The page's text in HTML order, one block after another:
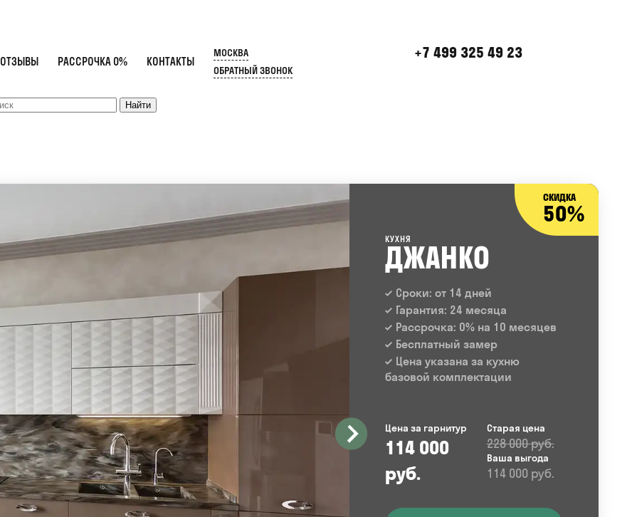
ОТЗЫВЫ РАССРОЧКА 0% КОНТАКТЫ
+7 499 325 49 23
МОСКВА
ОБРАТНЫЙ ЗВОНОК
СКИДКА
50%
КУХНЯ
ДЖАНКО
Сроки: от 14 дней
Гарантия: 24 месяца
Рассрочка: 0% на 10 месяцев
Бесплатный замер
Цена указана за кухню
базовой комплектации
Цена за гарнитур
114 000
руб.
Старая цена
228 000 руб.
Ваша выгода
114 000 руб.